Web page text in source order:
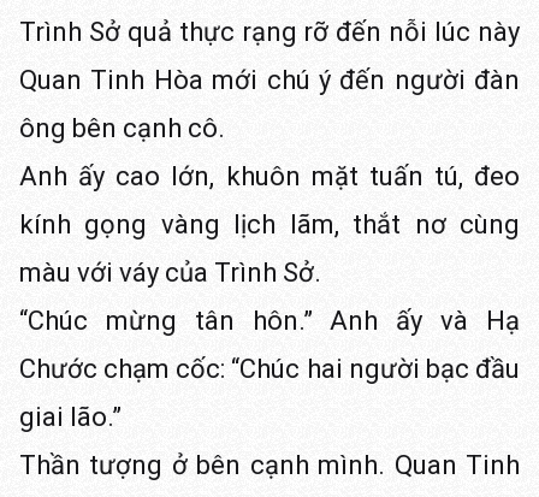
Trình Sở quả thực rạng rỡ đến nỗi lúc này
Quan Tinh Hòa mới chú ý đến người đàn
ông bên cạnh cô.
Anh ấy cao lớn, khuôn mặt tuấn tú, đeo
kính gọng vàng lịch lãm, thắt nơ cùng
màu với váy của Trình Sở.
“Chúc mừng tân hôn.” Anh ấy và Hạ
Chước chạm cốc: “Chúc hai người bạc đầu
giai lão.”
Thần tượng ở bên cạnh mình. Quan Tinh